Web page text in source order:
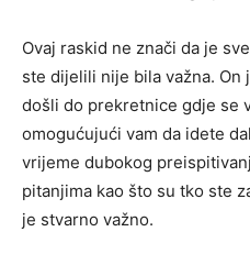
Ovaj raskid ne znači da je
ste dijelili nije bila važna. On
došli do prekretnice gdje se
omogućujući vam da idete
vrijeme dubokog
pitanjima kao što su tko ste
je stvarno važno.